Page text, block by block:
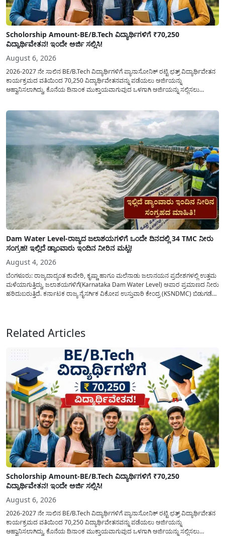
Scholorship Amount-BE/B.Tech ವಿದ್ಯಾರ್ಥಿಗಳಿಗೆ ₹70,250
ವಿದ್ಯಾರ್ಥಿವೇತನ! ಇಂದೇ ಅರ್ಜಿ ಸಲ್ಲಿಸಿ!
August 6, 2026
2026-2027 ನೇ ಸಾಲಿನ BE/B.Tech ವಿದ್ಯಾರ್ಥಿಗಳಿಗೆ ಪ್ಯಾನಾಸೋನಿಕ್ ರಟ್ಟಿ ಛತ್ರ್ ವಿದ್ಯಾರ್ಥಿವೇತನ
ಕಾರ್ಯಕ್ರಮದ ವತಿಯಿಂದ 70,250 ವಿದ್ಯಾರ್ಥಿವೇತನವನ್ನು ಪಡೆಯಲು ಅರ್ಜಿಯನ್ನು
ಆಹ್ವಾನಿಸಲಾಗಿದ್ದು, ಕೊನೆಯ ದಿನಾಂಕ ಮುಕ್ತಾಯವಾಗುವುದ ಒಳಗಾಗಿ ಅರ್ಜಿಯನ್ನು ಸಲ್ಲಿಸಲು
ಜಾರಿಗೆ...
Dam Water Level-ರಾಜ್ಯದ ಜಲಾಶಯಗಳಿಗೆ ಒಂದೇ ದಿನದಲ್ಲಿ 34 TMC ನೀರು
ಸಂಗ್ರಹ! ಇಲ್ಲಿದೆ ಡ್ಯಾಂವಾರು ಇಂದಿನ ನೀರಿನ ಮಟ್ಟ!
August 4, 2026
ಬೆಂಗಳೂರು: ರಾಜ್ಯದಾದ್ಯಂತ ಕಾವೇರಿ, ಕೃಷ್ಣಾ ಹಾಗೂ ಮಲೆನಾಡು ಜಲಾನಯನ ಪ್ರದೇಶಗಳಲ್ಲಿ ಉತ್ತಮ
ಮಳೆಯಾಗುತ್ತಿದ್ದು, ಜಲಾಶಯಗಳಿಗೆ(Karnataka Dam Water Level) ಅಪಾರ ಪ್ರಮಾಣದ ನೀರು
ಹರಿದುಬರುತ್ತಿದೆ. ಕರ್ನಾಟಕ ರಾಜ್ಯ ನೈಸರ್ಗಿಕ ವಿಕೋಪ ಉಸ್ತುವಾರಿ ಕೇಂದ್ರ (KSNDMC) ಬಿಡುಗಡೆ
Related Articles
Scholorship Amount-BE/B.Tech ವಿದ್ಯಾರ್ಥಿಗಳಿಗೆ ₹70,250
ವಿದ್ಯಾರ್ಥಿವೇತನ! ಇಂದೇ ಅರ್ಜಿ ಸಲ್ಲಿಸಿ!
August 6, 2026
2026-2027 ನೇ ಸಾಲಿನ BE/B.Tech ವಿದ್ಯಾರ್ಥಿಗಳಿಗೆ ಪ್ಯಾನಾಸೋನಿಕ್ ರಟ್ಟಿ ಛತ್ರ್ ವಿದ್ಯಾರ್ಥಿವೇತನ
ಕಾರ್ಯಕ್ರಮದ ವತಿಯಿಂದ 70,250 ವಿದ್ಯಾರ್ಥಿವೇತನವನ್ನು ಪಡೆಯಲು ಅರ್ಜಿಯನ್ನು
ಆಹ್ವಾನಿಸಲಾಗಿದ್ದು, ಕೊನೆಯ ದಿನಾಂಕ ಮುಕ್ತಾಯವಾಗುವುದ ಒಳಗಾಗಿ ಅರ್ಜಿಯನ್ನು ಸಲ್ಲಿಸಲು